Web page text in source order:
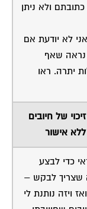
ולא ניתן
שלי נמשך ככה כבר מינואר 2005 ואני לא יודעת אם
נראה שאף
יתרה. ראו
זיכוי של חיובים
ללא אישור
כדי לבצע
שצריך לבקש –
ויזה נותנת לי